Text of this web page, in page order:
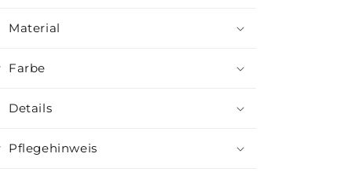
Material
Farbe
Details
Pflegehinweis